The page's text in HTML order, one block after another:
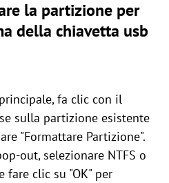
la partizione per
della chiavetta usb
fa clic con il
sulla partizione esistente
"Formattare Partizione".
out, selezionare NTFS o
fare clic su "OK" per